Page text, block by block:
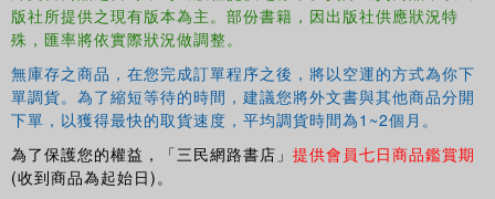
版社所提供之現有版本為主。部份書籍，因出版社供應狀況特
殊，匯率將依實際狀況做調整。
無庫存之商品，在您完成訂單程序之後，將以空運的方式為你下
單調貨。為了縮短等待的時間，建議您將外文書與其他商品分開
下單，以獲得最快的取貨速度，平均調貨時間為1~2個月。
為了保護您的權益，「三民網路書店」 提供會員七日商品鑑賞期
(收到商品為起始日)。